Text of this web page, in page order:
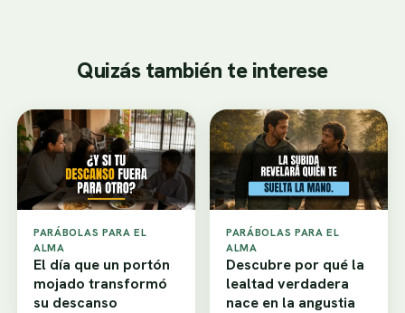
Quizás también te interese
PARÁBOLAS PARA EL
ALMA
El día que un portón
mojado transformó
su descanso
PARÁBOLAS PARA EL
ALMA
Descubre por qué la
lealtad verdadera
nace en la angustia